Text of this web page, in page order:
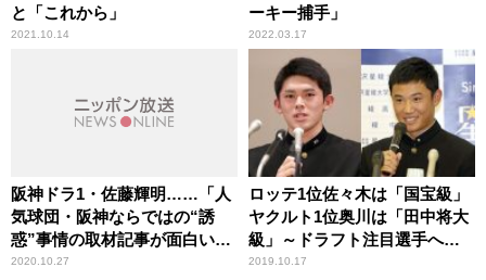
と「これから」
2021.10.14
ーキー捕手」
2022.03.17
阪神ドラ1・佐藤輝明……「人
気球団・阪神ならではの“誘
惑”事情の取材記事が面白い」
辛坊治郎が言及
2020.10.27
ロッテ1位佐々木は「国宝級」
ヤクルト1位奥川は「田中将大
級」～ドラフト注目選手への
期待度
2019.10.17